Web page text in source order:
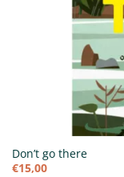
Don’t go there
€15,00